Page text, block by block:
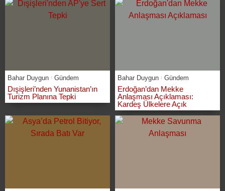
Bahar Duygun Gündem
Dışişleri’nden Yunanistan’ın
Turizm Planına Tepki
Bahar Duygun Gündem
Erdoğan’dan Mekke
Anlaşması Açıklaması:
Kardeş Ülkelere Açık